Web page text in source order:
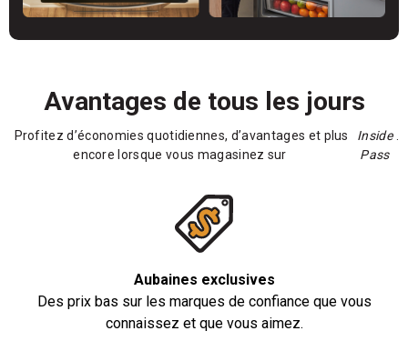
Avantages de tous les jours
Profitez d’économies quotidiennes, d’avantages et plus
encore lorsque vous magasinez sur
Inside
Pass
Aubaines exclusives
Des prix bas sur les marques de confiance que vous
connaissez et que vous aimez.